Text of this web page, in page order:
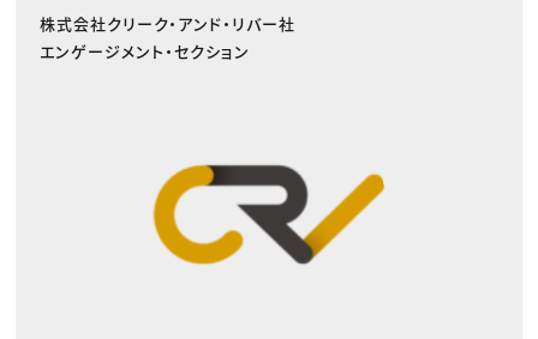
株式会社クリーク・アンド・リバー社
エンゲージメント・セクション